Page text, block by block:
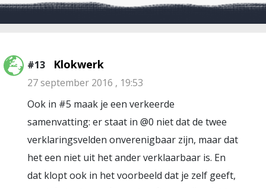
#13 Klokwerk
27 september 2016 , 19:53
Ook in #5 maak je een verkeerde
samenvatting: er staat in @0 niet dat de twee
verklaringsvelden onverenigbaar zijn, maar dat
het een niet uit het ander verklaarbaar is. En
dat klopt ook in het voorbeeld dat je zelf geeft,